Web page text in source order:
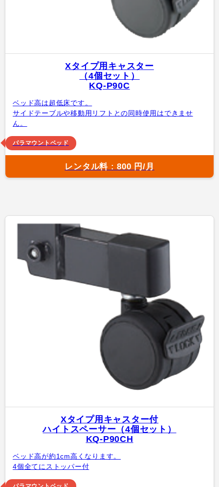
Xタイプ用キャスター
（4個セット）
KQ-P90C
ベッド高は超低床です。
サイドテーブルや移動用リフトとの同時使用はできませ
ん。
パラマウントベッド
レンタル料 : 800 円/月
Xタイプ用キャスター付
ハイトスペーサー（4個セット）
KQ-P90CH
ベッド高が約1cm高くなります。
4個全てにストッパー付